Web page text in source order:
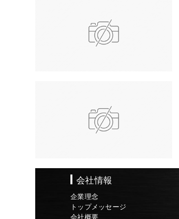
会社情報
企業理念
トップメッセージ
会社概要